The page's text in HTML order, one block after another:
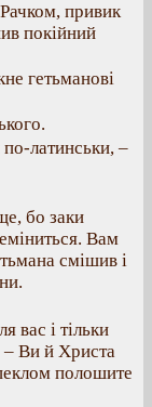
привик
покійний
гетьманові
по-латинськи, –
бо заки
Вам
смішив і
вас і тільки
– Ви й Христа
полошите